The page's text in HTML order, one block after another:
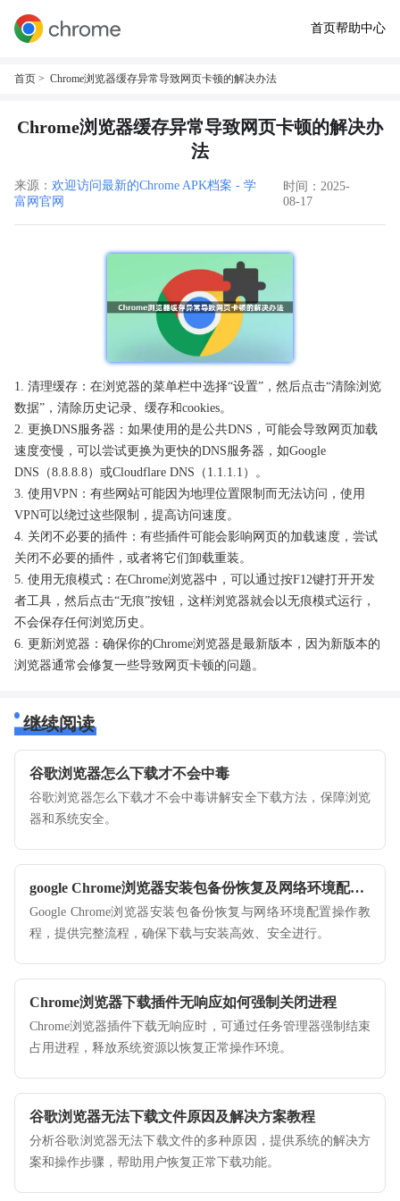
首页帮助中心
首页 > Chrome浏览器缓存异常导致网页卡顿的解决办法
Chrome浏览器缓存异常导致网页卡顿的解决办
法
来源： 欢迎访问最新的Chrome APK档案 - 学
富网官网
时间：2025-
08-17
1. 清理缓存：在浏览器的菜单栏中选择“设置”，然后点击“清除浏览
数据”，清除历史记录、缓存和cookies。
2. 更换DNS服务器：如果使用的是公共DNS，可能会导致网页加载
速度变慢，可以尝试更换为更快的DNS服务器，如Google
DNS（8.8.8.8）或Cloudflare DNS（1.1.1.1）。
3. 使用VPN：有些网站可能因为地理位置限制而无法访问，使用
VPN可以绕过这些限制，提高访问速度。
4. 关闭不必要的插件：有些插件可能会影响网页的加载速度，尝试
关闭不必要的插件，或者将它们卸载重装。
5. 使用无痕模式：在Chrome浏览器中，可以通过按F12键打开开发
者工具，然后点击“无痕”按钮，这样浏览器就会以无痕模式运行，
不会保存任何浏览历史。
6. 更新浏览器：确保你的Chrome浏览器是最新版本，因为新版本的
浏览器通常会修复一些导致网页卡顿的问题。
继续阅读
谷歌浏览器怎么下载才不会中毒
谷歌浏览器怎么下载才不会中毒讲解安全下载方法，保障浏览
器和系统安全。
google Chrome浏览器安装包备份恢复及网络环境配置教程
Google Chrome浏览器安装包备份恢复与网络环境配置操作教
程，提供完整流程，确保下载与安装高效、安全进行。
Chrome浏览器下载插件无响应如何强制关闭进程
Chrome浏览器插件下载无响应时，可通过任务管理器强制结束
占用进程，释放系统资源以恢复正常操作环境。
谷歌浏览器无法下载文件原因及解决方案教程
分析谷歌浏览器无法下载文件的多种原因，提供系统的解决方
案和操作步骤，帮助用户恢复正常下载功能。